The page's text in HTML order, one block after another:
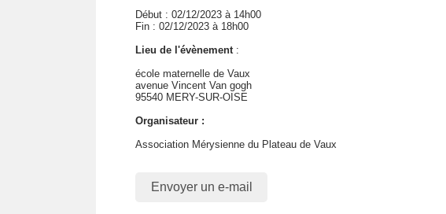
Début : 02/12/2023 à 14h00
Fin : 02/12/2023 à 18h00
Lieu de l'évènement:
école maternelle de Vaux
avenue Vincent Van gogh
95540 MERY-SUR-OISE
Organisateur :
Association Mérysienne du Plateau de Vaux
Envoyer un e-mail